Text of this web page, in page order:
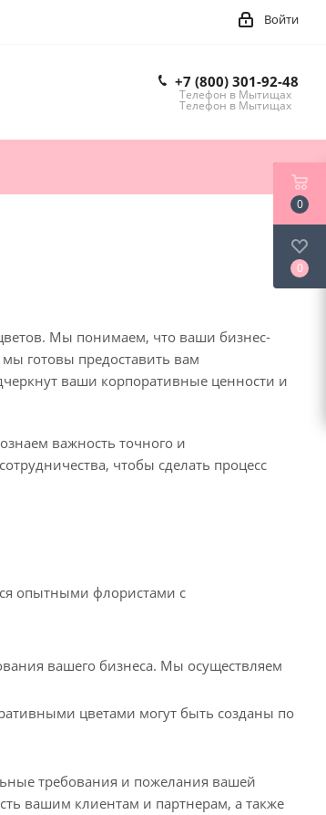
Войти
+7 (800) 301-92-48
Телефон в Мытищах
Телефон в Мытищах
Мы понимаем, что ваши бизнес-
готовы предоставить вам
ваши корпоративные ценности и
важность точного и
чтобы сделать процесс
опытными флористами с
вашего бизнеса. Мы осуществляем
цветами могут быть созданы по
требования и пожелания вашей
вашим клиентам и партнерам, а также
0
0